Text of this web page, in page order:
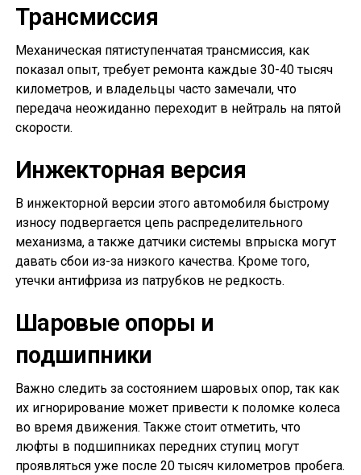
Трансмиссия
Механическая пятиступенчатая трансмиссия, как
показал опыт, требует ремонта каждые 30-40 тысяч
километров, и владельцы часто замечали, что
передача неожиданно переходит в нейтраль на пятой
скорости.
Инжекторная версия
В инжекторной версии этого автомобиля быстрому
износу подвергается цепь распределительного
механизма, а также датчики системы впрыска могут
давать сбои из-за низкого качества. Кроме того,
утечки антифриза из патрубков не редкость.
Шаровые опоры и
подшипники
Важно следить за состоянием шаровых опор, так как
их игнорирование может привести к поломке колеса
во время движения. Также стоит отметить, что
люфты в подшипниках передних ступиц могут
проявляться уже после 20 тысяч километров пробега.